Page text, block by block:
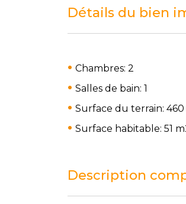
Détails du bien
Chambres: 2
Salles de bain: 1
Surface du terrain:
Surface habitable: 51 m
Description